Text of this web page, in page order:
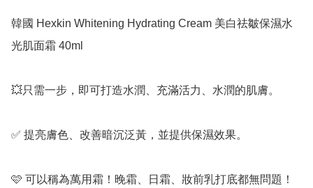
韓國 Hexkin Whitening Hydrating Cream 美白祛皺保濕水
光肌面霜 40ml
💥只需一步，即可打造水潤、充滿活力、水潤的肌膚。
✅️ 提亮膚色、改善暗沉泛黃，並提供保濕效果。
🩷 可以稱為萬用霜！晚霜、日霜、妝前乳打底都無問題！